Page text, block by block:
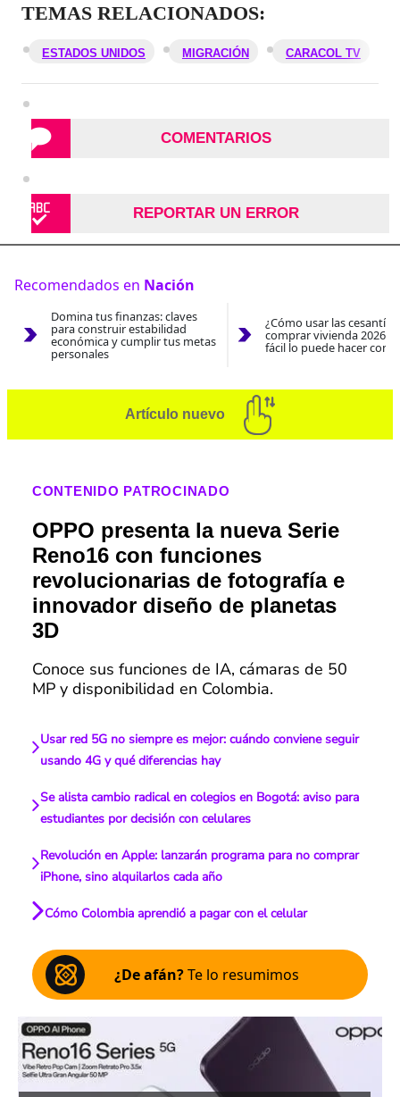
TEMAS RELACIONADOS:
ESTADOS UNIDOS MIGRACIÓN CARACOL TV
COMENTARIOS
REPORTAR UN ERROR
Recomendados en Nación
Domina tus finanzas: claves
para construir estabilidad
económica y cumplir tus metas
personales
¿Cómo usar las
comprar vivienda 2026?
fácil lo puede hacer con
Artículo nuevo
CONTENIDO PATROCINADO
OPPO presenta la nueva Serie
Reno16 con funciones
revolucionarias de fotografía e
innovador diseño de planetas
3D
Conoce sus funciones de IA, cámaras de 50
MP y disponibilidad en Colombia.
Usar red 5G no siempre es mejor: cuándo conviene seguir
usando 4G y qué diferencias hay
Se alista cambio radical en colegios en Bogotá: aviso para
estudiantes por decisión con celulares
Revolución en Apple: lanzarán programa para no comprar
iPhone, sino alquilarlos cada año
Cómo Colombia aprendió a pagar con el celular
¿De afán?Te lo resumimos